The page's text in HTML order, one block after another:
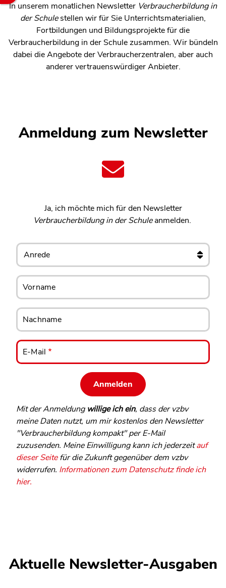
In unserem monatlichen Newsletter Verbraucherbildung in
der Schulestellen wir für Sie Unterrichtsmaterialien,
Fortbildungen und Bildungsprojekte für die
Verbraucherbildung in der Schule zusammen. Wir bündeln
dabei die Angebote der Verbraucherzentralen, aber auch
anderer vertrauenswürdiger Anbieter.
Anmeldung zum Newsletter
Ja, ich möchte mich für den Newsletter
Verbraucherbildung in der Schuleanmelden.
Anrede
Vorname
Vorname
Nachname
Nachname
E-
Mail
E-Mail
Mit der Anmeldung willige ich ein, dass der vzbv
meine Daten nutzt, um mir kostenlos den Newsletter
"Verbraucherbildung kompakt" per E-Mail
zuzusenden. Meine Einwilligung kann ich jederzeitauf
dieser Seitefür die Zukunft gegenüber dem vzbv
widerrufen. Informationen zum Datenschutz finde ich
hier.
Aktuelle Newsletter-Ausgaben